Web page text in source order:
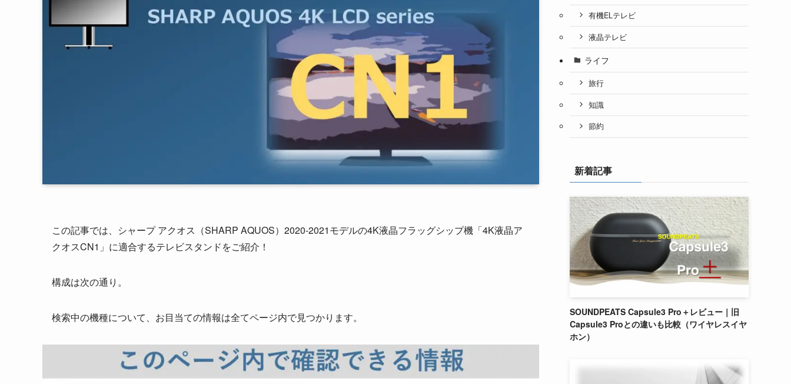
この記事では、シャープ アクオス（SHARP AQUOS）2020-2021モデルの4K液晶フラッグシップ機「4K液晶ア
クオスCN1」に適合するテレビスタンドをご紹介！
構成は次の通り。
検索中の機種について、お目当ての情報は全てページ内で見つかります。
有機ELテレビ
液晶テレビ
ライフ
旅行
知識
節約
新着記事
SOUNDPEATS Capsule3 Pro＋レビュー｜旧
Capsule3 Proとの違いも比較（ワイヤレスイヤ
ホン）